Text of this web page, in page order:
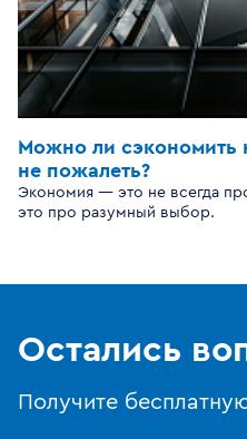
Можно ли сэкономить
не пожалеть?
Экономия — это не всегда
это про разумный выбор.
Остались
Получите